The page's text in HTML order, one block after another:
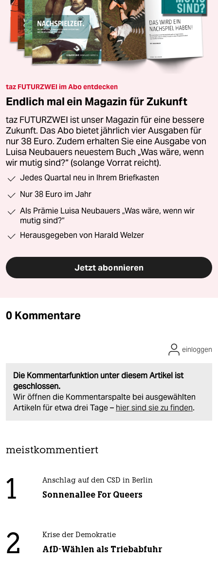
taz FUTURZWEI im Abo entdecken
Endlich mal ein Magazin für Zukunft
taz FUTURZWEI ist unser Magazin für eine bessere
Zukunft. Das Abo bietet jährlich vier Ausgaben für
nur 38 Euro. Zudem erhalten Sie eine Ausgabe von
Luisa Neubauers neuestem Buch „Was wäre, wenn
wir mutig sind?“ (solange Vorrat reicht).
Jedes Quartal neu in Ihrem Briefkasten
Nur 38 Euro im Jahr
Als Prämie Luisa Neubauers „Was wäre, wenn wir
mutig sind?“
Herausgegeben von Harald Welzer
Jetzt abonnieren
0 Kommentare
Die Kommentarfunktion unter diesem Artikel ist
geschlossen.
Wir öffnen die Kommentarspalte bei ausgewählten
Artikeln für etwa drei Tage – hier sind sie zu finden.
einloggen
meistkommentiert
1 Anschlag auf den CSD in Berlin
Sonnenallee For Queers
2 Krise der Demokratie
AfD-Wählen als Triebabfuhr